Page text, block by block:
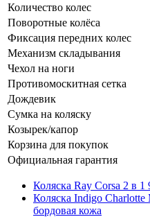
Количество колес
Поворотные колёса
Фиксация передних колес
Механизм складывания
Чехол на ноги
Противомоскитная сетка
Дождевик
Сумка на коляску
Козырек/капор
Корзина для покупок
Официальная гарантия
Коляска Ray Corsa 2 в
Коляска Indigo
бордовая кожа